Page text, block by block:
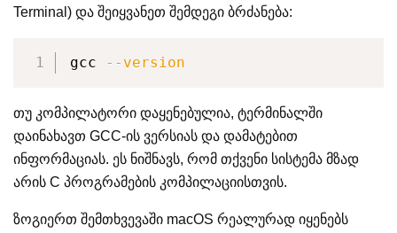
Terminal) და შეიყვანეთ შემდეგი ბრძანება:
gcc --version
თუ კომპილატორი დაყენებულია, ტერმინალში
დაინახავთ GCC-ის ვერსიას და დამატებით
ინფორმაციას. ეს ნიშნავს, რომ თქვენი სისტემა მზად
არის C პროგრამების კომპილაციისთვის.
ზოგიერთ შემთხვევაში macOS რეალურად იყენებს